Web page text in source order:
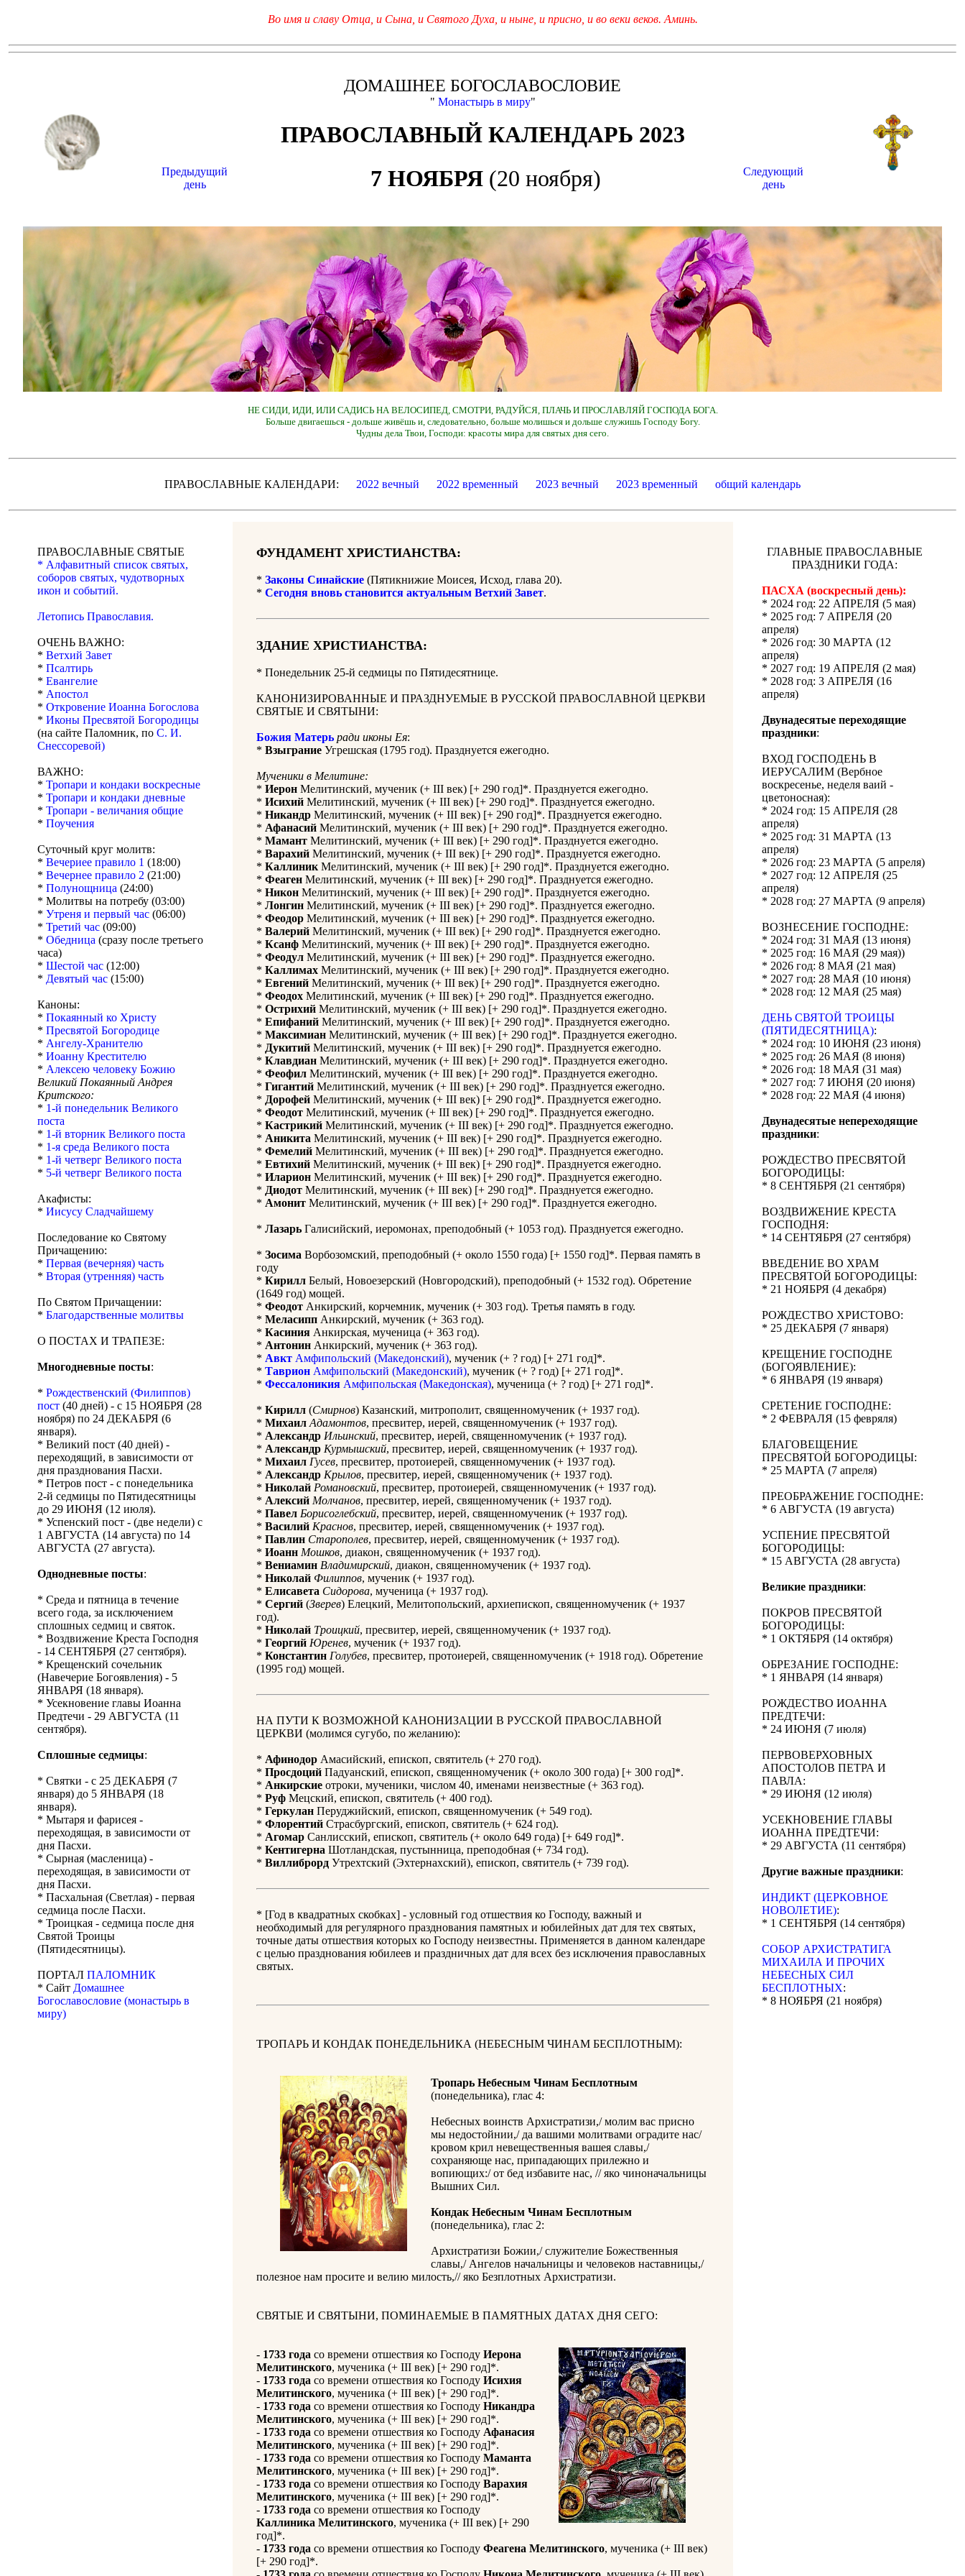
Во имя и славу Отца, и Сына, и Святого Духа, и ныне, и присно, и во веки веков. Аминь.
ДОМАШНЕЕ БОГОСЛАВОСЛОВИЕ
" Монастырь в миру"
ПРАВОСЛАВНЫЙ КАЛЕНДАРЬ 2023
Предыдущий
день
7 НОЯБРЯ(20 ноября)
Следующий
день
НЕ СИДИ, ИДИ, ИЛИ САДИСЬ НА ВЕЛОСИПЕД, СМОТРИ, РАДУЙСЯ, ПЛАЧЬ И ПРОСЛАВЛЯЙ ГОСПОДА БОГА.
Больше двигаешься - дольше живёшь и, следовательно, больше молишься и дольше служишь Господу Богу.
Чудны дела Твои, Господи: красоты мира для святых дня сего.
ПРАВОСЛАВНЫЕ КАЛЕНДАРИ: 2022 вечный 2022 временный 2023 вечный 2023 временный общий календарь
ПРАВОСЛАВНЫЕ СВЯТЫЕ
* Алфавитный список святых,
соборов святых, чудотворных
икон и событий.
Летопись Православия.
ОЧЕНЬ ВАЖНО:
* Ветхий Завет
* Псалтирь
* Евангелие
* Апостол
* Откровение Иоанна Богослова
* Иконы Пресвятой Богородицы
(на сайте Паломник, по С. И.
Снессоревой)
ВАЖНО:
* Тропари и кондаки воскресные
* Тропари и кондаки дневные
* Тропари - величания общие
* Поучения
Суточный круг молитв:
* Вечериее правило 1 (18:00)
* Вечернее правило 2 (21:00)
* Полунощница (24:00)
* Молитвы на потребу (03:00)
* Утреня и первый час (06:00)
* Третий час (09:00)
* Обедница (сразу после третьего
часа)
* Шестой час (12:00)
* Девятый час (15:00)
Каноны:
* Покаянный ко Христу
* Пресвятой Богородице
* Ангелу-Хранителю
* Иоанну Крестителю
* Алексею человеку Божию
Великий Покаянный Андрея
Критского:
* 1-й понедельник Великого
поста
* 1-й вторник Великого поста
* 1-я среда Великого поста
* 1-й четверг Великого поста
* 5-й четверг Великого поста
Акафисты:
* Иисусу Сладчайшему
Последование ко Святому
Причащению:
* Первая (вечерняя) часть
* Вторая (утренняя) часть
По Святом Причащении:
* Благодарственные молитвы
О ПОСТАХ И ТРАПЕЗЕ:
Многодневные посты:
* Рождественский (Филиппов)
пост (40 дней) - с 15 НОЯБРЯ (28
ноября) по 24 ДЕКАБРЯ (6
января).
* Великий пост (40 дней) -
переходящий, в зависимости от
дня празднования Пасхи.
* Петров пост - с понедельника
2-й седмицы по Пятидесятницы
до 29 ИЮНЯ (12 июля).
* Успенский пост - (две недели) с
1 АВГУСТА (14 августа) по 14
АВГУСТА (27 августа).
Однодневные посты:
* Среда и пятница в течение
всего года, за исключением
сплошных седмиц и святок.
* Воздвижение Креста Господня
- 14 СЕНТЯБРЯ (27 сентября).
* Крещенский сочельник
(Навечерие Богоявления) - 5
ЯНВАРЯ (18 января).
* Усекновение главы Иоанна
Предтечи - 29 АВГУСТА (11
сентября).
Сплошные седмицы:
* Святки - с 25 ДЕКАБРЯ (7
января) до 5 ЯНВАРЯ (18
января).
* Мытаря и фарисея -
переходящая, в зависимости от
дня Пасхи.
* Сырная (масленица) -
переходящая, в зависимости от
дня Пасхи.
* Пасхальная (Светлая) - первая
седмица после Пасхи.
* Троицкая - седмица после дня
Святой Троицы
(Пятидесятницы).
ПОРТАЛ ПАЛОМНИК
* Сайт Домашнее
Богославословие (монастырь в
миру)
ФУНДАМЕНТ ХРИСТИАНСТВА:
* Законы Синайские (Пятикнижие Моисея, Исход, глава 20).
* Сегодня вновь становится актуальным Ветхий Завет.
ЗДАНИЕ ХРИСТИАНСТВА:
* Понедельник 25-й седмицы по Пятидесятнице.
КАНОНИЗИРОВАННЫЕ И ПРАЗДНУЕМЫЕ В РУССКОЙ ПРАВОСЛАВНОЙ ЦЕРКВИ
СВЯТЫЕ И СВЯТЫНИ:
Божия Матерь ради иконы Ея:
* Взыграние Угрешская (1795 год). Празднуется ежегодно.
Мученики в Мелитине:
* Иерон Мелитинский, мученик (+ III век) [+ 290 год]*. Празднуется ежегодно.
* Исихий Мелитинский, мученик (+ III век) [+ 290 год]*. Празднуется ежегодно.
* Никандр Мелитинский, мученик (+ III век) [+ 290 год]*. Празднуется ежегодно.
* Афанасий Мелитинский, мученик (+ III век) [+ 290 год]*. Празднуется ежегодно.
* Мамант Мелитинский, мученик (+ III век) [+ 290 год]*. Празднуется ежегодно.
* Варахий Мелитинский, мученик (+ III век) [+ 290 год]*. Празднуется ежегодно.
* КаллиникМелитинский, мученик (+ III век) [+ 290 год]*. Празднуется ежегодно.
* Феаген Мелитинский, мученик (+ III век) [+ 290 год]*. Празднуется ежегодно.
* Никон Мелитинский, мученик (+ III век) [+ 290 год]*. Празднуется ежегодно.
* Лонгин Мелитинский, мученик (+ III век) [+ 290 год]*. Празднуется ежегодно.
* Феодор Мелитинский, мученик (+ III век) [+ 290 год]*. Празднуется ежегодно.
* Валерий Мелитинский, мученик (+ III век) [+ 290 год]*. Празднуется ежегодно.
* Ксанф Мелитинский, мученик (+ III век) [+ 290 год]*. Празднуется ежегодно.
* Феодул Мелитинский, мученик (+ III век) [+ 290 год]*. Празднуется ежегодно.
* Каллимах Мелитинский, мученик (+ III век) [+ 290 год]*. Празднуется ежегодно.
* Евгений Мелитинский, мученик (+ III век) [+ 290 год]*. Празднуется ежегодно.
* Феодох Мелитинский, мученик (+ III век) [+ 290 год]*. Празднуется ежегодно.
* Острихий Мелитинский, мученик (+ III век) [+ 290 год]*. Празднуется ежегодно.
* Епифаний Мелитинский, мученик (+ III век) [+ 290 год]*. Празднуется ежегодно.
* Максимиан Мелитинский, мученик (+ III век) [+ 290 год]*. Празднуется ежегодно.
* Дукитий Мелитинский, мученик (+ III век) [+ 290 год]*. Празднуется ежегодно.
* Клавдиан Мелитинский, мученик (+ III век) [+ 290 год]*. Празднуется ежегодно.
* Феофил Мелитинский, мученик (+ III век) [+ 290 год]*. Празднуется ежегодно.
* Гигантий Мелитинский, мученик (+ III век) [+ 290 год]*. Празднуется ежегодно.
* Дорофей Мелитинский, мученик (+ III век) [+ 290 год]*. Празднуется ежегодно.
* Феодот Мелитинский, мученик (+ III век) [+ 290 год]*. Празднуется ежегодно.
* Кастрикий Мелитинский, мученик (+ III век) [+ 290 год]*. Празднуется ежегодно.
* Аникита Мелитинский, мученик (+ III век) [+ 290 год]*. Празднуется ежегодно.
* Фемелий Мелитинский, мученик (+ III век) [+ 290 год]*. Празднуется ежегодно.
* Евтихий Мелитинский, мученик (+ III век) [+ 290 год]*. Празднуется ежегодно.
* Иларион Мелитинский, мученик (+ III век) [+ 290 год]*. Празднуется ежегодно.
* Диодот Мелитинский, мученик (+ III век) [+ 290 год]*. Празднуется ежегодно.
* Амонит Мелитинский, мученик (+ III век) [+ 290 год]*. Празднуется ежегодно.
* Лазарь Галисийский, иеромонах, преподобный (+ 1053 год). Празднуется ежегодно.
* Зосима Ворбозомский, преподобный (+ около 1550 года) [+ 1550 год]*. Первая память в
году
* Кирилл Белый, Новоезерский (Новгородский), преподобный (+ 1532 год). Обретение
(1649 год) мощей.
* Феодот Анкирский, корчемник, мученик (+ 303 год). Третья память в году.
* Меласипп Анкирский, мученик (+ 363 год).
* Касиния Анкирская, мученица (+ 363 год).
* Антонин Анкирский, мученик (+ 363 год).
* Авкт Амфипольский (Македонский), мученик (+ ? год) [+ 271 год]*.
* Таврион Амфипольский (Македонский), мученик (+ ? год) [+ 271 год]*.
* Фессалоникия Амфипольская (Македонская), мученица (+ ? год) [+ 271 год]*.
* Кирилл (Смирнов) Казанский, митрополит, священномученик (+ 1937 год).
* Михаил Адамонтов, пресвитер, иерей, священномученик (+ 1937 год).
* Александр Ильинский, пресвитер, иерей, священномученик (+ 1937 год).
* Александр Курмышский, пресвитер, иерей, священномученик (+ 1937 год).
* Михаил Гусев, пресвитер, протоиерей, священномученик (+ 1937 год).
* Александр Крылов, пресвитер, иерей, священномученик (+ 1937 год).
* Николай Романовский, пресвитер, протоиерей, священномученик (+ 1937 год).
* Алексий Молчанов, пресвитер, иерей, священномученик (+ 1937 год).
* Павел Борисоглебский, пресвитер, иерей, священномученик (+ 1937 год).
* Василий Краснов, пресвитер, иерей, священномученик (+ 1937 год).
* Павлин Старополев, пресвитер, иерей, священномученик (+ 1937 год).
* Иоанн Мошков, диакон, священномученик (+ 1937 год).
* Вениамин Владимирский, диакон, священномученик (+ 1937 год).
* Николай Филиппов, мученик (+ 1937 год).
* Елисавета Сидорова, мученица (+ 1937 год).
* Сергий (Зверев) Елецкий, Мелитопольский, архиепископ, священномученик (+ 1937
год).
* Николай Троицкий, пресвитер, иерей, священномученик (+ 1937 год).
* Георгий Юренев, мученик (+ 1937 год).
* Константин Голубев, пресвитер, протоиерей, священномученик (+ 1918 год). Обретение
(1995 год) мощей.
НА ПУТИ К ВОЗМОЖНОЙ КАНОНИЗАЦИИ В РУССКОЙ ПРАВОСЛАВНОЙ
ЦЕРКВИ (молимся сугубо, по желанию):
* Афинодор Амасийский, епископ, святитель (+ 270 год).
* Просдоций Падуанский, епископ, священномученик (+ около 300 года) [+ 300 год]*.
* Анкирские отроки, мученики, числом 40, именами неизвестные (+ 363 год).
* Руф Мецский, епископ, святитель (+ 400 год).
* Геркулан Перуджийский, епископ, священномученик (+ 549 год).
* Флорентий Страсбургский, епископ, святитель (+ 624 год).
* Агомар Санлисский, епископ, святитель (+ около 649 года) [+ 649 год]*.
* Кентигерна Шотландская, пустынница, преподобная (+ 734 год).
* Виллиброрд Утрехтский (Эхтернахский), епископ, святитель (+ 739 год).
* [Год в квадратных скобках] - условный год отшествия ко Господу, важный и
необходимый для регулярного празднования памятных и юбилейных дат для тех святых,
точные даты отшествия которых ко Господу неизвестны. Применяется в данном календаре
с целью празднования юбилеев и праздничных дат для всех без исключения православных
святых.
ТРОПАРЬ И КОНДАК ПОНЕДЕЛЬНИКА (НЕБЕСНЫМ ЧИНАМ БЕСПЛОТНЫМ):
Тропарь Небесным Чинам Бесплотным
(понедельника), глас 4:
Небесных воинств Архистратизи,/ молим вас присно
мы недостойнии,/ да вашими молитвами оградите нас/
кровом крил невещественныя вашея славы,/
сохраняюще нас, припадающих прилежно и
вопиющих:/ от бед избавите нас, // яко чиноначальницы
Вышних Сил.
Кондак Небесным Чинам Бесплотным
(понедельника), глас 2:
Архистратизи Божии,/ служителие Божественныя
славы,/ Ангелов начальницы и человеков наставницы,/
полезное нам просите и велию милость,// яко Безплотных Архистратизи.
СВЯТЫЕ И СВЯТЫНИ, ПОМИНАЕМЫЕ В ПАМЯТНЫХ ДАТАХ ДНЯ СЕГО:
- 1733 года со времени отшествия ко Господу Иерона
Мелитинского, мученика (+ III век) [+ 290 год]*.
- 1733 года со времени отшествия ко Господу Исихия
Мелитинского, мученика (+ III век) [+ 290 год]*.
- 1733 года со времени отшествия ко Господу Никандра
Мелитинского, мученика (+ III век) [+ 290 год]*.
- 1733 года со времени отшествия ко Господу Афанасия
Мелитинского, мученика (+ III век) [+ 290 год]*.
- 1733 года со времени отшествия ко Господу Маманта
Мелитинского, мученика (+ III век) [+ 290 год]*.
- 1733 года со времени отшествия ко Господу Варахия
Мелитинского, мученика (+ III век) [+ 290 год]*.
- 1733 года со времени отшествия ко Господу
Каллиника Мелитинского, мученика (+ III век) [+ 290
год]*.
- 1733 года со времени отшествия ко Господу Феагена Мелитинского, мученика (+ III век)
[+ 290 год]*.
ГЛАВНЫЕ ПРАВОСЛАВНЫЕ
ПРАЗДНИКИ ГОДА:
ПАСХА (воскресный день):
* 2024 год: 22 АПРЕЛЯ (5 мая)
* 2025 год: 7 АПРЕЛЯ (20
апреля)
* 2026 год: 30 МАРТА (12
апреля)
* 2027 год: 19 АПРЕЛЯ (2 мая)
* 2028 год: 3 АПРЕЛЯ (16
апреля)
Двунадесятые переходящие
праздники:
ВХОД ГОСПОДЕНЬ В
ИЕРУСАЛИМ (Вербное
воскресенье, неделя ваий -
цветоносная):
* 2024 год: 15 АПРЕЛЯ (28
апреля)
* 2025 год: 31 МАРТА (13
апреля)
* 2026 год: 23 МАРТА (5 апреля)
* 2027 год: 12 АПРЕЛЯ (25
апреля)
* 2028 год: 27 МАРТА (9 апреля)
ВОЗНЕСЕНИЕ ГОСПОДНЕ:
* 2024 год: 31 МАЯ (13 июня)
* 2025 год: 16 МАЯ (29 мая))
* 2026 год: 8 МАЯ (21 мая)
* 2027 год: 28 МАЯ (10 июня)
* 2028 год: 12 МАЯ (25 мая)
ДЕНЬ СВЯТОЙ ТРОИЦЫ
(ПЯТИДЕСЯТНИЦА):
* 2024 год: 10 ИЮНЯ (23 июня)
* 2025 год: 26 МАЯ (8 июня)
* 2026 год: 18 МАЯ (31 мая)
* 2027 год: 7 ИЮНЯ (20 июня)
* 2028 год: 22 МАЯ (4 июня)
Двунадесятые непереходящие
праздники:
РОЖДЕСТВО ПРЕСВЯТОЙ
БОГОРОДИЦЫ:
* 8 СЕНТЯБРЯ (21 сентября)
ВОЗДВИЖЕНИЕ КРЕСТА
ГОСПОДНЯ:
* 14 СЕНТЯБРЯ (27 сентября)
ВВЕДЕНИЕ ВО ХРАМ
ПРЕСВЯТОЙ БОГОРОДИЦЫ:
* 21 НОЯБРЯ (4 декабря)
РОЖДЕСТВО ХРИСТОВО:
* 25 ДЕКАБРЯ (7 января)
КРЕЩЕНИЕ ГОСПОДНЕ
(БОГОЯВЛЕНИЕ):
* 6 ЯНВАРЯ (19 января)
СРЕТЕНИЕ ГОСПОДНЕ:
* 2 ФЕВРАЛЯ (15 февряля)
БЛАГОВЕЩЕНИЕ
ПРЕСВЯТОЙ БОГОРОДИЦЫ:
* 25 МАРТА (7 апреля)
ПРЕОБРАЖЕНИЕ ГОСПОДНЕ:
* 6 АВГУСТА (19 августа)
УСПЕНИЕ ПРЕСВЯТОЙ
БОГОРОДИЦЫ:
* 15 АВГУСТА (28 августа)
Великие праздники:
ПОКРОВ ПРЕСВЯТОЙ
БОГОРОДИЦЫ:
* 1 ОКТЯБРЯ (14 октября)
ОБРЕЗАНИЕ ГОСПОДНЕ:
* 1 ЯНВАРЯ (14 января)
РОЖДЕСТВО ИОАННА
ПРЕДТЕЧИ:
* 24 ИЮНЯ (7 июля)
ПЕРВОВЕРХОВНЫХ
АПОСТОЛОВ ПЕТРА И
ПАВЛА:
* 29 ИЮНЯ (12 июля)
УСЕКНОВЕНИЕ ГЛАВЫ
ИОАННА ПРЕДТЕЧИ:
* 29 АВГУСТА (11 сентября)
Другие важные праздники:
ИНДИКТ (ЦЕРКОВНОЕ
НОВОЛЕТИЕ):
* 1 СЕНТЯБРЯ (14 сентября)
CОБОР АРХИСТРАТИГА
МИХАИЛА И ПРОЧИХ
НЕБЕСНЫХ СИЛ
БЕСПЛОТНЫХ:
* 8 НОЯБРЯ (21 ноября)